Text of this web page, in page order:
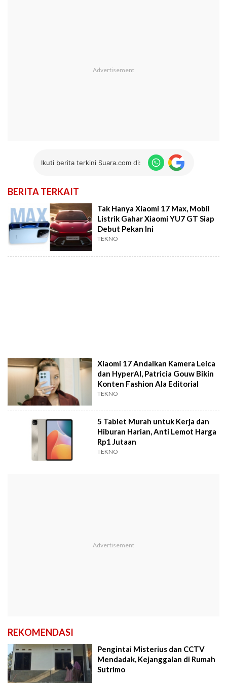
Ikuti berita terkini Suara.com di:
BERITA TERKAIT
Tak Hanya Xiaomi 17 Max, Mobil
Listrik Gahar Xiaomi YU7 GT Siap
Debut Pekan Ini
TEKNO
Xiaomi 17 Andalkan Kamera Leica
dan HyperAI, Patricia Gouw Bikin
Konten Fashion Ala Editorial
TEKNO
5 Tablet Murah untuk Kerja dan
Hiburan Harian, Anti Lemot Harga
Rp1 Jutaan
TEKNO
REKOMENDASI
Pengintai Misterius dan CCTV
Mendadak, Kejanggalan di Rumah
Sutrimo